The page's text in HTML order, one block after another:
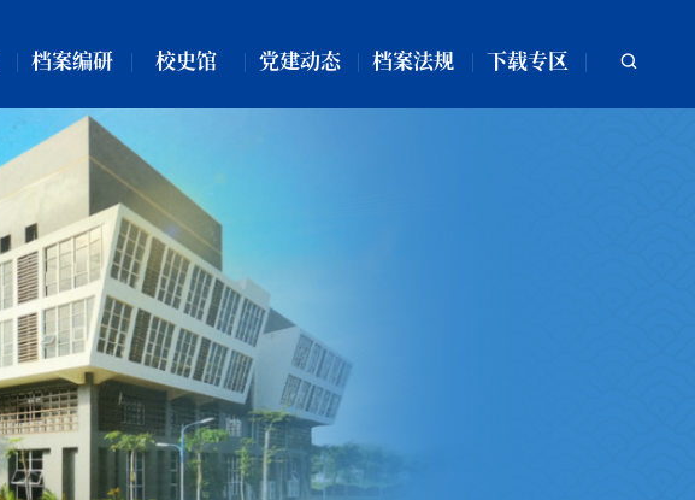
档案编研 校史馆 党建动态 档案法规 下载专区